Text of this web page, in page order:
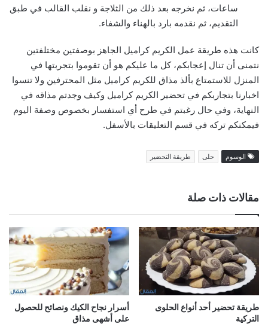
ساعات، ثم نخرجه بعد ذلك من الثلاجة و نقلب القالب في طبق
التقديم، ثم نقدمه بارد بالهناء والشفاء.
كانت هذه طريقة عمل الكريم كراميل الجاهز بوصفتين مختلفتين
نتمنى أن تنال إعجابكم، كل ما عليكم هو أن تقوموا بتجربتها في
المنزل للاستمتاع بألذ مذاق للكريم كراميل مثل المحترفين ولا تنسوا
اخبارنا بتجاربكم في تحضير الكريم كراميل وكيف وجدتم مذاقه في
النهاية، وفي حال رغبتم في طرح أي استفسار بخصوص وصفة اليوم
فيمكنكم تركه في قسم التعليقات بالأسفل.
الوسوم حلى طريقة التحضير
مقالات ذات صلة
طريقة تحضير أحد أنواع الحلوى
التركية
أسرار نجاح الكيك ونصائح للحصول
على أشهى مذاق